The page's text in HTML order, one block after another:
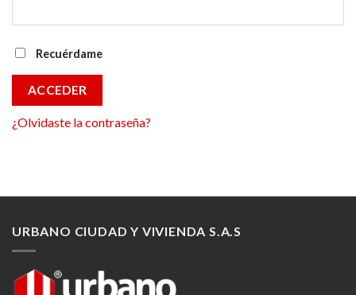
Recuérdame
ACCEDER
¿Olvidaste la contraseña?
URBANO CIUDAD Y VIVIENDA S.A.S